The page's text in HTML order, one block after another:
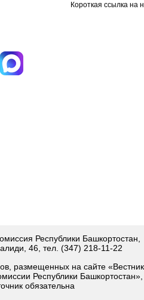
Короткая ссылка на
Республики Башкортостан,
46, тел. (347) 218-11-22
размещенных на сайте «Вестник
Республики Башкортостан»,
обязательна